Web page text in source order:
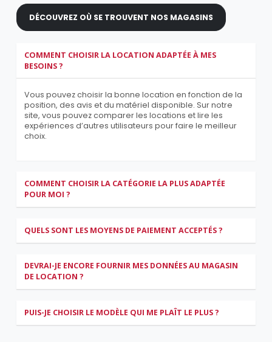
DÉCOUVREZ OÙ SE TROUVENT NOS MAGASINS
COMMENT CHOISIR LA LOCATION ADAPTÉE À MES
BESOINS ?
Vous pouvez choisir la bonne location en fonction de la
position, des avis et du matériel disponible. Sur notre
site, vous pouvez comparer les locations et lire les
expériences d’autres utilisateurs pour faire le meilleur
choix.
COMMENT CHOISIR LA CATÉGORIE LA PLUS ADAPTÉE
POUR MOI ?
QUELS SONT LES MOYENS DE PAIEMENT ACCEPTÉS ?
DEVRAI-JE ENCORE FOURNIR MES DONNÉES AU MAGASIN
DE LOCATION ?
PUIS-JE CHOISIR LE MODÈLE QUI ME PLAÎT LE PLUS ?